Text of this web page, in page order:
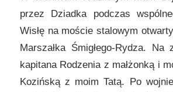
przez Dziadka podczas
Wisłę na moście stalowym
Marszałka Śmigłego-Rydza. Na
kapitana Rodzenia z małżonką i
Kozińską z moim Tatą. Po